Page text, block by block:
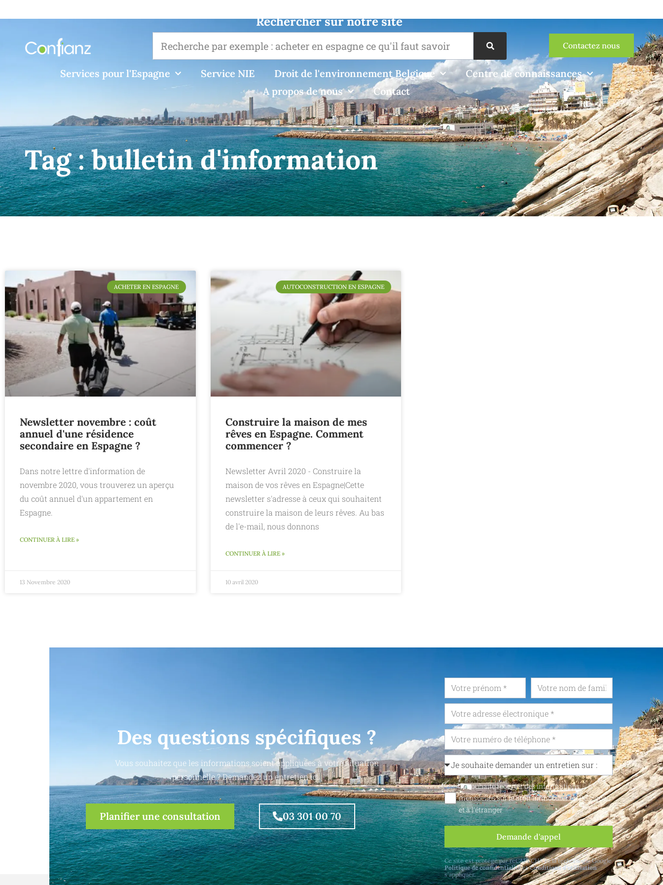
Rechercher sur notre site
Contactez nous
Services pour l'Espagne Service NIE Droit de l'environnement Belgique
Centre de connaissances
A propos de nous
Contact
Tag :bulletin d'information
ACHETER EN ESPAGNE
Newsletter novembre : coût
annuel d'une résidence
secondaire en Espagne ?
Dans notre lettre d'information de
novembre 2020, vous trouverez un aperçu
du coût annuel d'un appartement en
Espagne.
CONTINUER À LIRE »
13 Novembre 2020
AUTOCONSTRUCTION EN ESPAGNE
Construire la maison de mes
rêves en Espagne. Comment
commencer ?
Newsletter Avril 2020 - Construire la
maison de vos rêves en Espagne|Cette
newsletter s'adresse à ceux qui souhaitent
construire la maison de leurs rêves. Au bas
de l'e-mail, nous donnons
CONTINUER À LIRE »
10 avril 2020
Des questions spécifiques ?
Vous souhaitez que les informations soient appliquées à votre situation
personnelle ? Demandez un entretien ici.
Planifier une consultation 03 301 00 70
Je souhaite recevoir des informations
mensuelles sur le droit immobilier en Belgique
et à l'étranger.
Demande d'appel
Ce site est protégé par reCAPTCHA et la technologie Google
Politique de confidentialitéetConditions d'utilisation
s'appliquer.